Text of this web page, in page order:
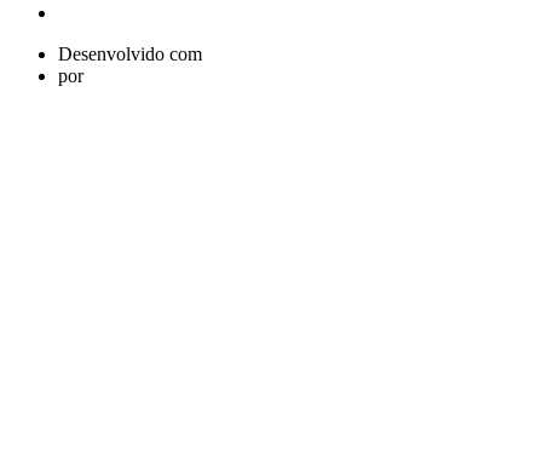
Desenvolvido com
por